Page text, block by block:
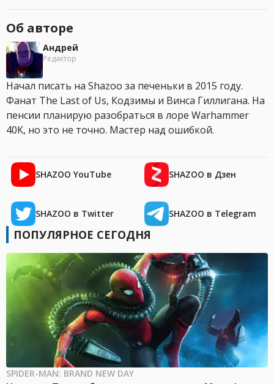
Об авторе
Андрей
Редактор
Начал писать на Shazoo за печеньки в 2015 году.
Фанат The Last of Us, Кодзимы и Винса Гиллигана. На
пенсии планирую разобраться в лоре Warhammer
40K, но это не точно. Мастер над ошибкой.
SHAZOO YouTube SHAZOO в Дзен
SHAZOO в Twitter SHAZOO в Telegram
ПОПУЛЯРНОЕ СЕГОДНЯ
SPIDER-MAN: BRAND NEW DAY